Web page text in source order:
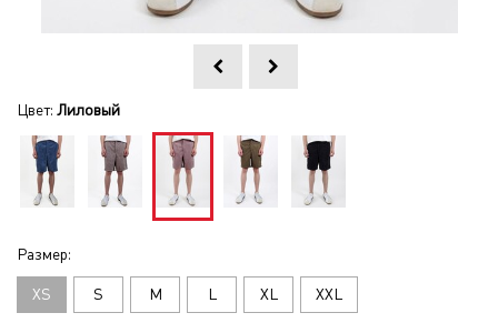
Цвет: Лиловый
Размер:
XS S M L XL XXL